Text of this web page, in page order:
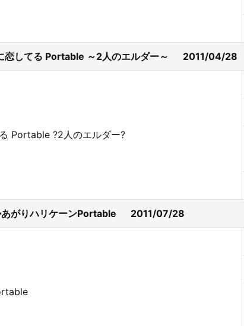
恋してる Portable ～2人のエルダー～ 2011/04/28
あがりハリケーンPortable 2011/07/28